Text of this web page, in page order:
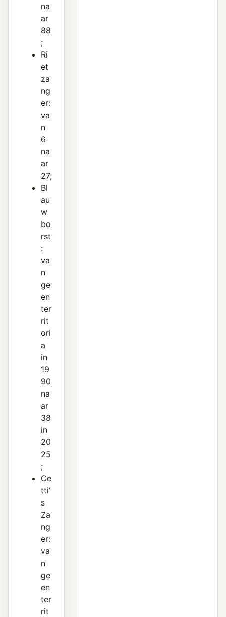
na
ar
88
;
Ri
et
za
ng
er:
va
n
6
na
ar
27;
Bl
au
w
bo
rst
:
va
n
ge
en
ter
rit
ori
a
in
19
90
na
ar
38
in
20
25
;
Ce
tti’
s
Za
ng
er:
va
n
ge
en
ter
rit